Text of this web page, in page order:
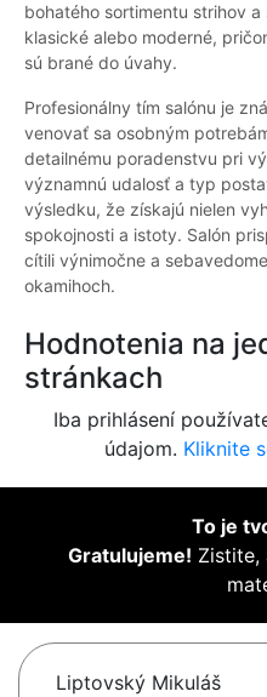
bohatého sortimentu strihov
klasické alebo moderné,
sú brané do úvahy.
Profesionálny tím salónu je
venovať sa osobným
detailnému poradenstvu pri
významnú udalosť a typ
výsledku, že získajú nielen
spokojnosti a istoty. Salón
cítili výnimočne a
okamihoch.
Hodnotenia na
stránkach
Iba prihlásení
údajom. Kliknite
To je
Gratulujeme! Zistite,
Liptovský Mikuláš